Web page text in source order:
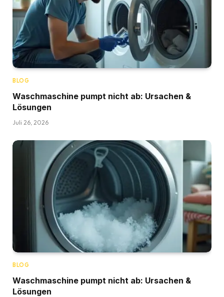
BLOG
Waschmaschine pumpt nicht ab: Ursachen &
Lösungen
Juli 26, 2026
BLOG
Waschmaschine pumpt nicht ab: Ursachen &
Lösungen